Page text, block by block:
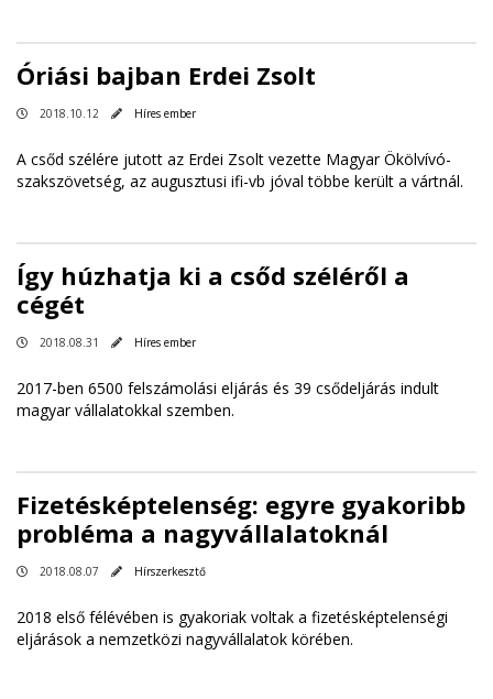
Óriási bajban Erdei Zsolt
2018.10.12 Híres ember
A csőd szélére jutott az Erdei Zsolt vezette Magyar Ökölvívó-
szakszövetség, az augusztusi ifi-vb jóval többe került a vártnál.
Így húzhatja ki a csőd széléről a
cégét
2018.08.31 Híres ember
2017-ben 6500 felszámolási eljárás és 39 csődeljárás indult
magyar vállalatokkal szemben.
Fizetésképtelenség: egyre gyakoribb
probléma a nagyvállalatoknál
2018.08.07 Hírszerkesztő
2018 első félévében is gyakoriak voltak a fizetésképtelenségi
eljárások a nemzetközi nagyvállalatok körében.